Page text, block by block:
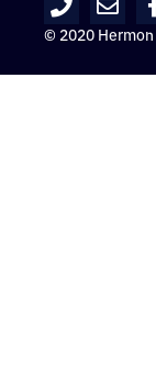
© 2020